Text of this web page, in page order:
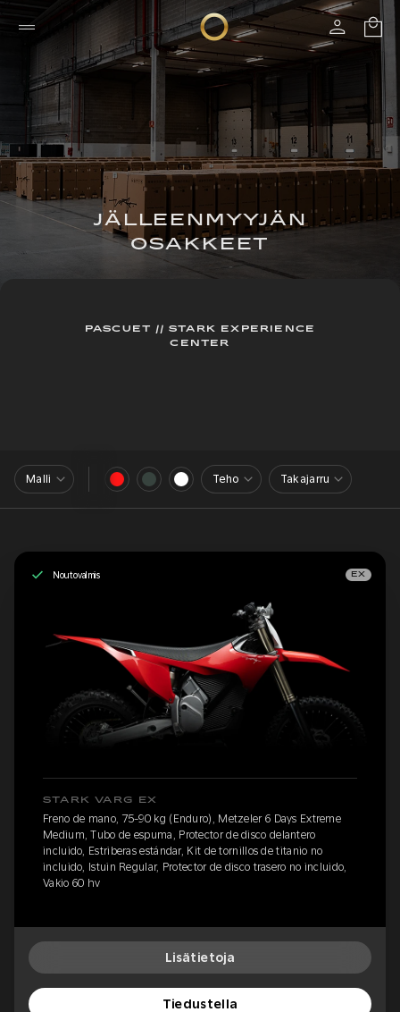
JÄLLEENMYYJÄN
OSAKKEET
PASCUET // STARK EXPERIENCE
CENTER
Malli Teho Takajarru
Noutovalmis EX
STARK VARG EX
Freno de mano, 75-90 kg (Enduro), Metzeler 6 Days Extreme
Medium, Tubo de espuma, Protector de disco delantero
incluido, Estriberas estándar, Kit de tornillos de titanio no
incluido, Istuin Regular, Protector de disco trasero no incluido,
Vakio 60 hv
Lisätietoja
Tiedustella